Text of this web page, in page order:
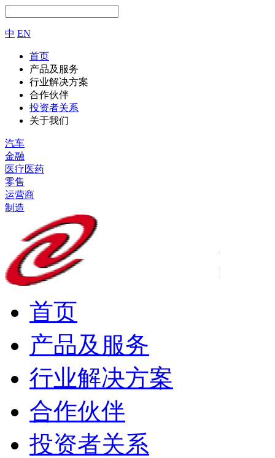
中 EN
首页
产品及服务
行业解决方案
合作伙伴
投资者关系
关于我们
汽车
金融
医疗医药
零售
运营商
制造
首页
产品及服务
行业解决方案
合作伙伴
投资者关系